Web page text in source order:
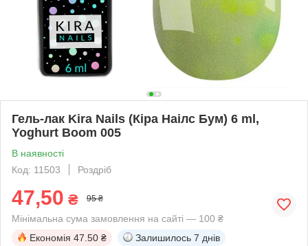
Гель-лак Kira Nails (Кіра Наілс Бум) 6 ml,
Yoghurt Boom 005
В наявності
Код: 11503
Роздріб
47,50 ₴ 95 ₴
Мінімальна сума замовлення на сайті — 100 ₴
Економія 47.50 ₴ Залишилось 7 днів